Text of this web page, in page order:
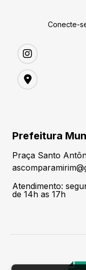
Conecte-
Prefeitura
Praça Santo
Atendimento:
de 14h as 17h